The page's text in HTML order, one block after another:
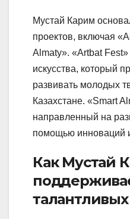
Мустай Карим
проектов, включая
Almaty». «Artbat
искусства, который
развивать молодых
Казахстане. «Smart
направленный на
помощью инноваций
Как Мустай